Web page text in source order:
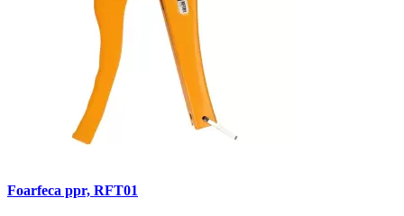
Foarfeca ppr, RFT01